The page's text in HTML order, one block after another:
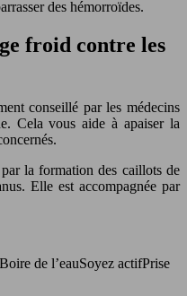
des hémorroïdes.
froid contre les
conseillé par les médecins
Cela vous aide à apaiser la
la formation des caillots de
Elle est accompagnée par
de l’eauSoyez actifPrise